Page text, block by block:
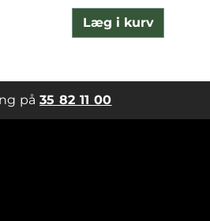
Læg i kurv
på35 82 11 00